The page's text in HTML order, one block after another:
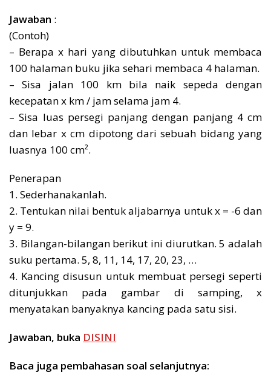
Jawaban :
(Contoh)
– Berapa x hari yang dibutuhkan untuk membaca
100 halaman buku jika sehari membaca 4 halaman.
– Sisa jalan 100 km bila naik sepeda dengan
kecepatan x km / jam selama jam 4.
– Sisa luas persegi panjang dengan panjang 4 cm
dan lebar x cm dipotong dari sebuah bidang yang
luasnya 100 cm².
Penerapan
1. Sederhanakanlah.
2. Tentukan nilai bentuk aljabarnya untuk x = -6 dan
y = 9.
3. Bilangan-bilangan berikut ini diurutkan. 5 adalah
suku pertama. 5, 8, 11, 14, 17, 20, 23, …
4. Kancing disusun untuk membuat persegi seperti
ditunjukkan pada gambar di samping, x
menyatakan banyaknya kancing pada satu sisi.
Jawaban, buka DISINI
Baca juga pembahasan soal selanjutnya: